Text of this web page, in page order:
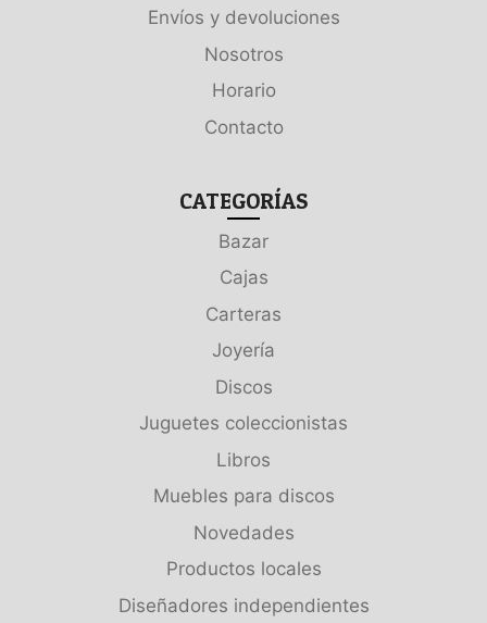
Envíos y devoluciones
Nosotros
Horario
Contacto
CATEGORÍAS
Bazar
Cajas
Carteras
Joyería
Discos
Juguetes coleccionistas
Libros
Muebles para discos
Novedades
Productos locales
Diseñadores independientes